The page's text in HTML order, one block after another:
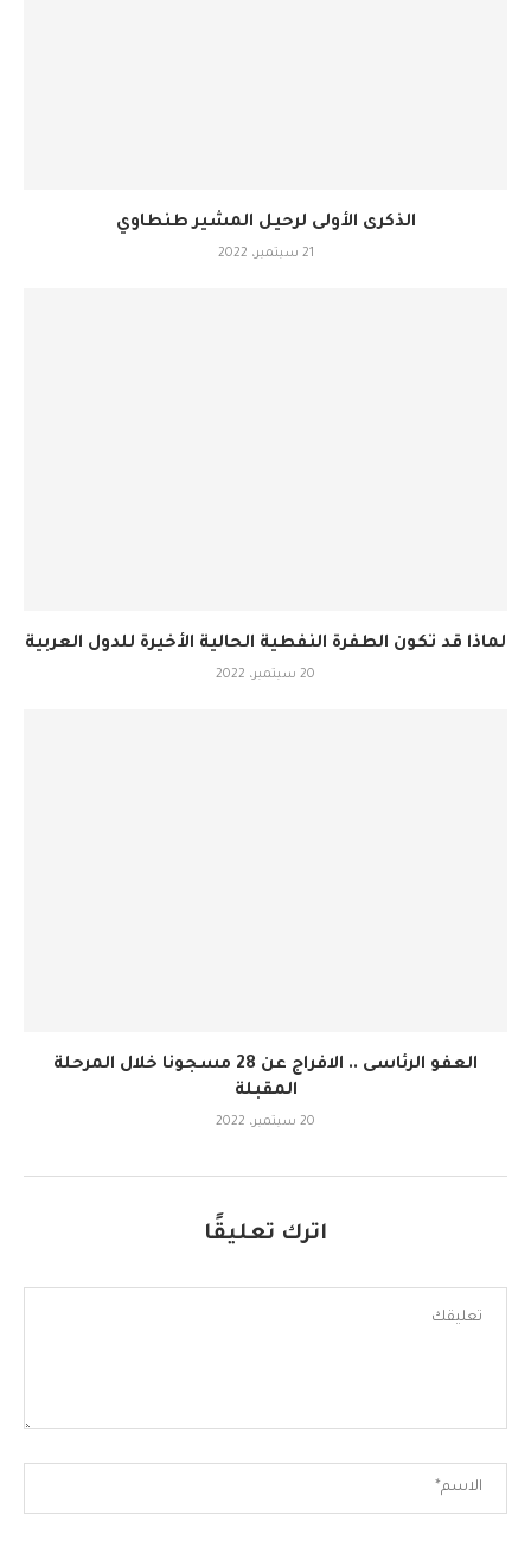
الذكرى الأولى لرحيل المشير طنطاوي
21 سبتمبر، 2022
لماذا قد تكون الطفرة النفطية الحالية الأخيرة للدول العربية
20 سبتمبر، 2022
العفو الرئاسى .. الافراج عن 28 مسجونا خلال المرحلة
المقبلة
20 سبتمبر، 2022
اترك تعليقًا